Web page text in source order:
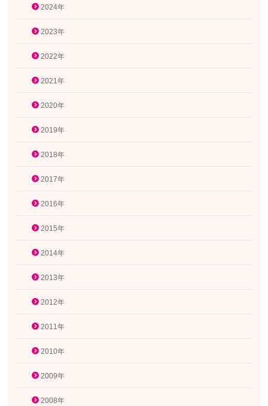
2024年
2023年
2022年
2021年
2020年
2019年
2018年
2017年
2016年
2015年
2014年
2013年
2012年
2011年
2010年
2009年
2008年